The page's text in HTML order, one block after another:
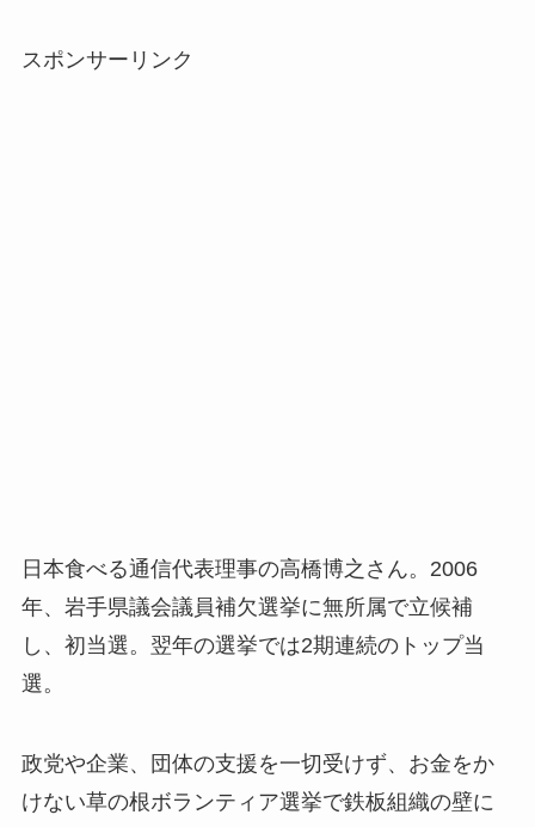
スポンサーリンク
日本食べる通信代表理事の高橋博之さん。2006
年、岩手県議会議員補欠選挙に無所属で立候補
し、初当選。翌年の選挙では2期連続のトップ当
選。
政党や企業、団体の支援を一切受けず、お金をか
けない草の根ボランティア選挙で鉄板組織の壁に